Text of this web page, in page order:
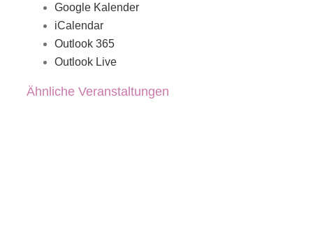
Google Kalender
iCalendar
Outlook 365
Outlook Live
Ähnliche Veranstaltungen